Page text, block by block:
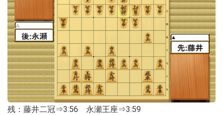
残：藤井二冠⇒3:56 永瀬王座⇒3:59